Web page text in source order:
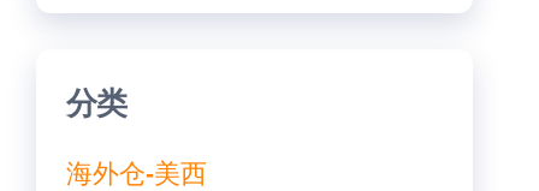
分类
海外仓-美西